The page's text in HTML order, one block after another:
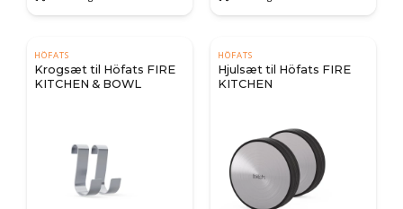
HÖFATS
Krogsæt til Höfats FIRE
KITCHEN & BOWL
HÖFATS
Hjulsæt til Höfats FIRE
KITCHEN